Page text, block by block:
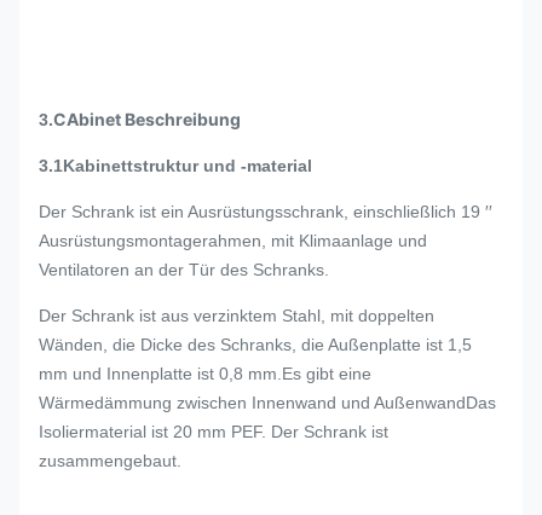
3.CAbinet Beschreibung
3.1Kabinettstruktur und -material
Der Schrank ist ein Ausrüstungsschrank, einschließlich 19 ′′
Ausrüstungsmontagerahmen, mit Klimaanlage und
Ventilatoren an der Tür des Schranks.
Der Schrank ist aus verzinktem Stahl, mit doppelten
Wänden, die Dicke des Schranks, die Außenplatte ist 1,5
mm und Innenplatte ist 0,8 mm.Es gibt eine
Wärmedämmung zwischen Innenwand und AußenwandDas
Isoliermaterial ist 20 mm PEF. Der Schrank ist
zusammengebaut.